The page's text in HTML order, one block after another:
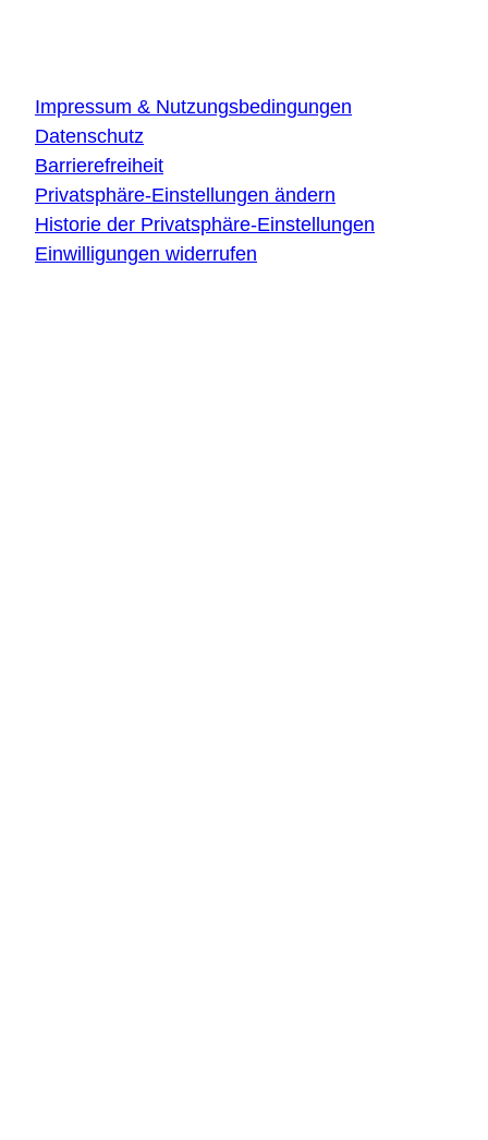
Impressum & Nutzungsbedingungen
Datenschutz
Barrierefreiheit
Privatsphäre-Einstellungen ändern
Historie der Privatsphäre-Einstellungen
Einwilligungen widerrufen